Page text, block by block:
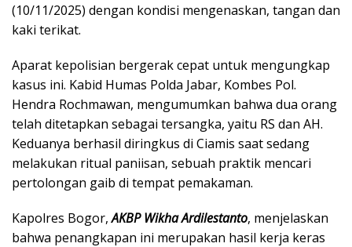
(10/11/2025) dengan kondisi mengenaskan, tangan dan
kaki terikat.
Aparat kepolisian bergerak cepat untuk mengungkap
kasus ini. Kabid Humas Polda Jabar, Kombes Pol.
Hendra Rochmawan, mengumumkan bahwa dua orang
telah ditetapkan sebagai tersangka, yaitu RS dan AH.
Keduanya berhasil diringkus di Ciamis saat sedang
melakukan ritual paniisan, sebuah praktik mencari
pertolongan gaib di tempat pemakaman.
Kapolres Bogor,AKBP Wikha Ardilestanto, menjelaskan
bahwa penangkapan ini merupakan hasil kerja keras